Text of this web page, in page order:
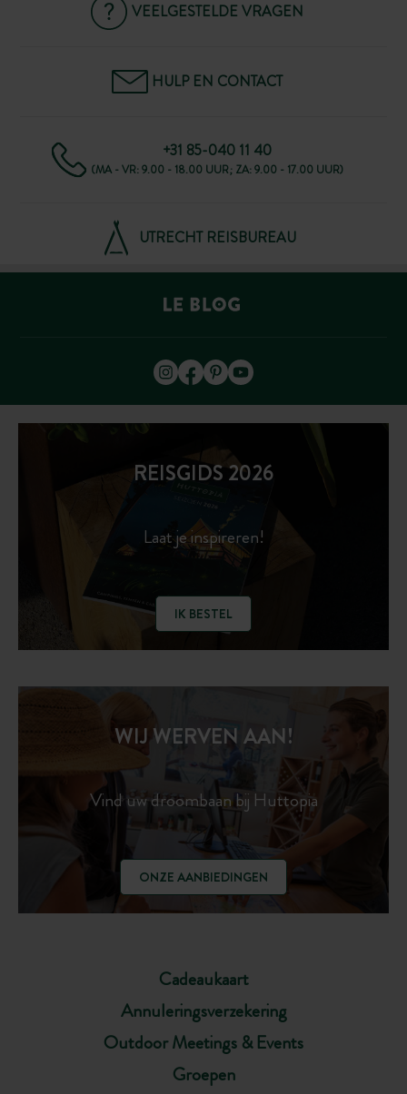
VEELGESTELDE VRAGEN
HULP EN CONTACT
+31 85-040 11 40
(MA - VR: 9.00 - 18.00 UUR; ZA: 9.00 - 17.00 UUR)
UTRECHT REISBUREAU
REISGIDS 2026
Laat je inspireren!
IK BESTEL
Cadeaukaart
Annuleringsverzekering
Outdoor Meetings & Events
Groepen
WIJ WERVEN AAN!
Vind uw droombaan bij Huttopia
ONZE AANBIEDINGEN